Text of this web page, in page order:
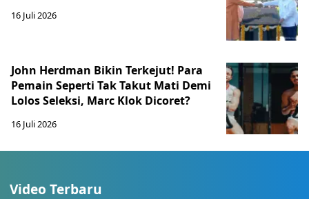
16 Juli 2026
John Herdman Bikin Terkejut! Para
Pemain Seperti Tak Takut Mati Demi
Lolos Seleksi, Marc Klok Dicoret?
16 Juli 2026
Video Terbaru